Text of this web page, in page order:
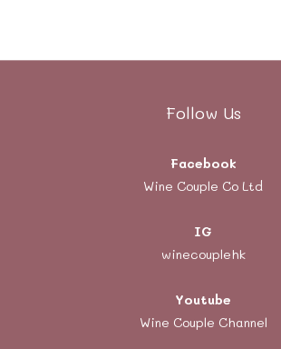
Follow Us
Facebook
Wine Couple Co Ltd
IG
winecouplehk
Youtube
Wine Couple Channel